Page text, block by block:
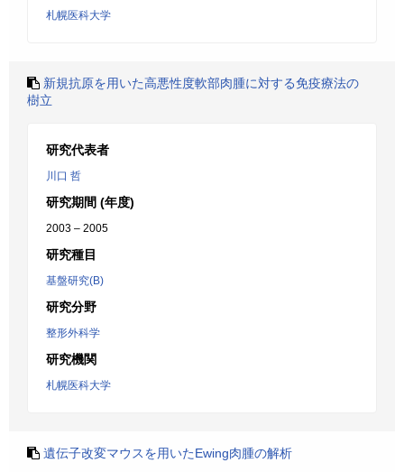
札幌医科大学
新規抗原を用いた高悪性度軟部肉腫に対する免疫療法の
樹立
研究代表者
川口 哲
研究期間 (年度)
2003 – 2005
研究種目
基盤研究(B)
研究分野
整形外科学
研究機関
札幌医科大学
遺伝子改変マウスを用いたEwing肉腫の解析